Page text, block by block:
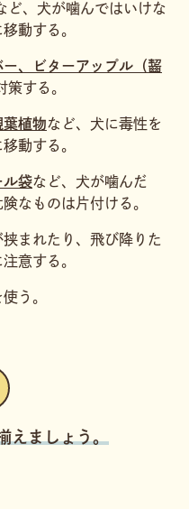
ど、犬が噛んではいけな
動する。
ー、ビターアップル（齧
策する。
葉植物など、犬に毒性を
動する。
ル袋など、犬が噛んだ
なものは片付ける。
まれたり、飛び降りた
意する。
う。
えましょう。